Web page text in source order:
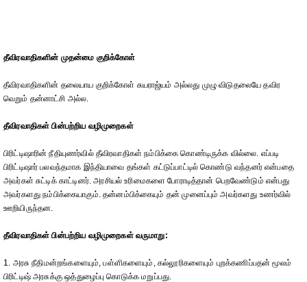
தீவிரவாதிகளின் முதன்மை குறிக்கோள்
தீவிரவாதிகளின் தலையாய குறிக்கோள் சுயராஜ்யம் அல்லது முழு விடுதலையே தவிர
வெறும் தன்னாட்சி அல்ல.
தீவிரவாதிகள் பின்பற்றிய வழிமுறைகள்
பிரிட்டிஷாரின் நீதியுணர்வில் தீவிரவாதிகள் நம்பிக்கை கொண்டிருக்க வில்லை. எப்படி
பிரிட்டிஷார் பலவந்தமாக இந்தியாவை தங்கள் கட்டுப்பாட்டில் கொண்டு வந்தனர் என்பதை
அவர்கள் சுட்டிக் காட்டினர். அரசியல் உரிமைகளை போராடித்தான் பெறவேண்டும் என்பது
அவர்களது நம்பிக்கையாகும். தன்னம்பிக்கையும் தன் முனைப்பும் அவர்களது உணர்வில்
ஊறியிருந்தன.
தீவிரவாதிகள் பின்பற்றிய வழிமுறைகள் வருமாறு:
1. அரசு நீதிமன்றங்களையும், பள்ளிகளையும், கல்லூரிகளையும் புறக்கணிப்பதன் மூலம்
பிரிட்டிஷ் அரசுக்கு ஒத்துழைப்பு கொடுக்க மறுப்பது.